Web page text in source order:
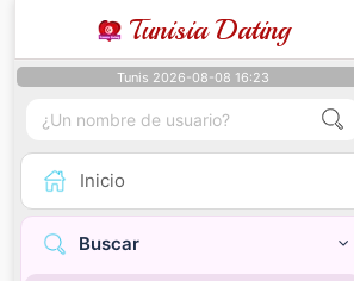
Tunisia Dating
Tunis 2026-08-08 16:23
Inicio
Buscar